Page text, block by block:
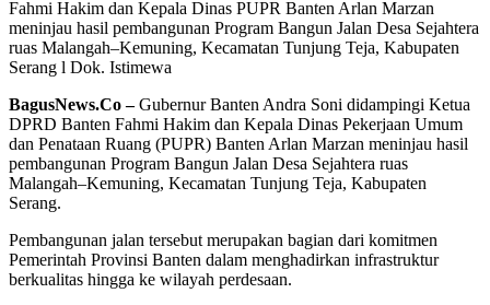
Fahmi Hakim dan Kepala Dinas PUPR Banten Arlan Marzan
meninjau hasil pembangunan Program Bangun Jalan Desa Sejahtera
ruas Malangah–Kemuning, Kecamatan Tunjung Teja, Kabupaten
Serang l Dok. Istimewa
BagusNews.Co –Gubernur Banten Andra Soni didampingi Ketua
DPRD Banten Fahmi Hakim dan Kepala Dinas Pekerjaan Umum
dan Penataan Ruang (PUPR) Banten Arlan Marzan meninjau hasil
pembangunan Program Bangun Jalan Desa Sejahtera ruas
Malangah–Kemuning, Kecamatan Tunjung Teja, Kabupaten
Serang.
Pembangunan jalan tersebut merupakan bagian dari komitmen
Pemerintah Provinsi Banten dalam menghadirkan infrastruktur
berkualitas hingga ke wilayah perdesaan.